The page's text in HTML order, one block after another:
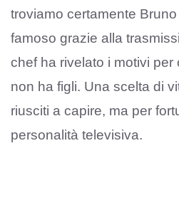
troviamo certamente
famoso grazie alla
chef ha rivelato i motivi
non ha figli. Una scelta di
riusciti a capire, ma per
personalità televisiva.